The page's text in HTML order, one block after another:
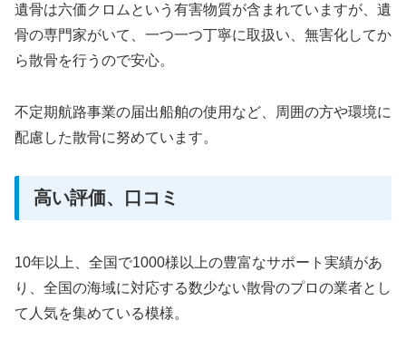
遺骨は六価クロムという有害物質が含まれていますが、遺
骨の専門家がいて、一つ一つ丁寧に取扱い、無害化してか
ら散骨を行うので安心。
不定期航路事業の届出船舶の使用など、周囲の方や環境に
配慮した散骨に努めています。
高い評価、口コミ
10年以上、全国で1000様以上の豊富なサポート実績があ
り、全国の海域に対応する数少ない散骨のプロの業者とし
て人気を集めている模様。